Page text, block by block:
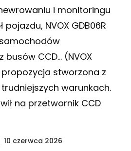
i monitoringu
pojazdu, NVOX GDB06R
CCD… (NVOX
propozycja stworzona z
warunkach.
na przetwornik CCD
10 czerwca 2026